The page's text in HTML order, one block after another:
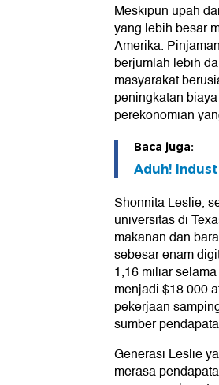
Meskipun upah
yang lebih besar
Amerika.
berjumlah lebih
masyarakat
peningkatan
perekonomian
Baca juga:
Aduh!
Shonnita Leslie,
universitas di
makanan dan
sebesar enam
1,16 miliar
menjadi $18.000
pekerjaan
sumber
Generasi Leslie
merasa